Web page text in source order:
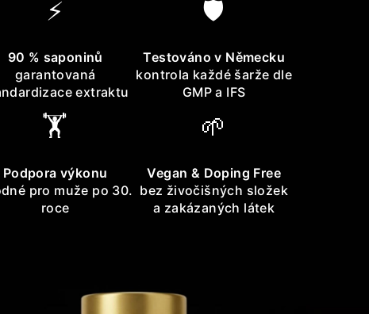
⚡
90 % saponinů
garantovaná
extraktu
🛡️
Testováno v Německu
kontrola každé šarže dle
GMP a IFS
🏋️
Podpora výkonu
pro muže po 30.
roce
🌱
Vegan & Doping Free
bez živočišných složek
a zakázaných látek